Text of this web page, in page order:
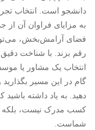
دانشجو است. انتخاب
به مزایای فراوان آن
فضای آرامش‌بخش،
رقم بزند. با شناخت
انتخاب یک مشاور یا
گام در این مسیر
دهید. به یاد داشته باشید
کسب مدرک نیست، بلکه
شماست.